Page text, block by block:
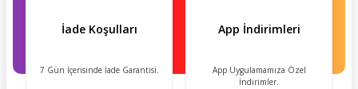
İade Koşulları
7 Gün İçerisinde İade Garantisi.
App İndirimleri
App Uygulamamıza Özel
İndirimler.